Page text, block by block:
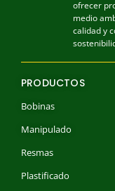
ofrecer
medio
calidad y
PRODUCTOS
Bobinas
Manipulado
Resmas
Plastificado